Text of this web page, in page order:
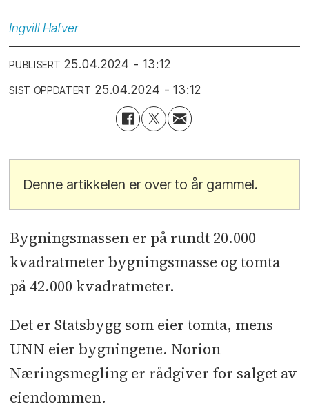
Ingvill Hafver
PUBLISERT 25.04.2024 - 13:12
SIST OPPDATERT 25.04.2024 - 13:12
Denne artikkelen er over to år gammel.
Bygningsmassen er på rundt 20.000
kvadratmeter bygningsmasse og tomta
på 42.000 kvadratmeter.
Det er Statsbygg som eier tomta, mens
UNN eier bygningene. Norion
Næringsmegling er rådgiver for salget av
eiendommen.